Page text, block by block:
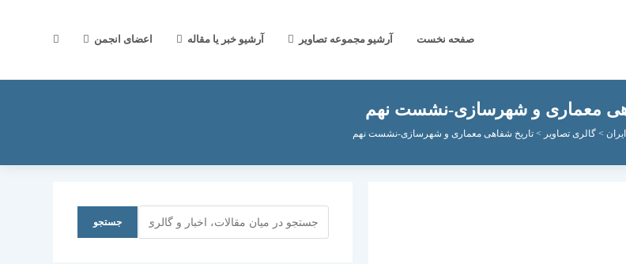
صفحه نخست آرشیو مجموعه تصاویر آرشیو خبر یا مقاله اعضای انجمن جستجوی
معماری و شهرسازی-نشست نهم
>گالری تصاویر >تاریخ شفاهی معماری و شهرسازی-نشست نهم
جستجو